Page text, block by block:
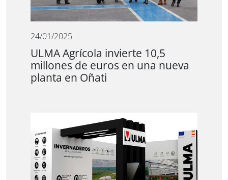
24/01/2025
ULMA Agrícola invierte 10,5
millones de euros en una nueva
planta en Oñati